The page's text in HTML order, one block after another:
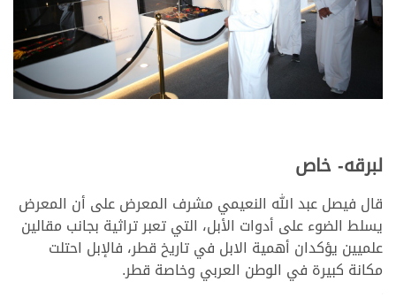
لبرقه- خاص
قال فيصل عبد الله النعيمي مشرف المعرض على أن المعرض
يسلط الضوء على أدوات الأبل، التي تعبر تراثية بجانب مقالين
علميين يؤكدان أهمية الابل في تاريخ قطر، فالإبل احتلت
مكانة كبيرة في الوطن العربي وخاصة قطر.